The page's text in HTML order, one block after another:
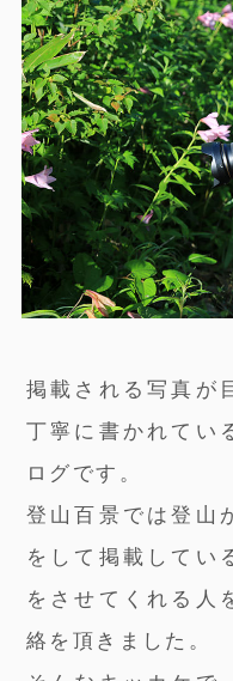
掲載される写真が
丁寧に書かれてい
ログです。
登山百景では登山
をして掲載してい
をさせてくれる人
絡を頂きました。